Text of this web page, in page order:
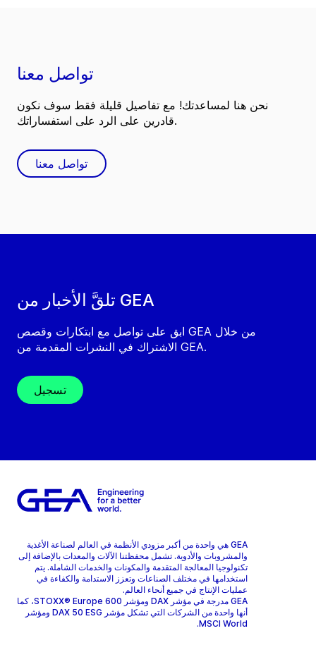
تلقَّ الأخبار من GEA
ابق على تواصل مع ابتكارات وقصص GEA من خلال
الاشتراك في النشرات المقدمة من GEA.
تسجيل
تواصل معنا
نحن هنا لمساعدتك! مع تفاصيل قليلة فقط سوف نكون
قادرين على الرد على استفساراتك.
تواصل معنا
GEA هي واحدة من أكبر مزودي الأنظمة في العالم لصناعة الأغذية
والمشروبات والأدوية. تشمل محفظتنا الآلات والمعدات بالإضافة إلى
تكنولوجيا المعالجة المتقدمة والمكونات والخدمات الشاملة. يتم
استخدامها في مختلف الصناعات وتعزز الاستدامة والكفاءة في
عمليات الإنتاج في جميع أنحاء العالم.
GEA مدرجة في مؤشر DAX ومؤشر STOXX® Europe 600، كما
أنها واحدة من الشركات التي تشكل مؤشر DAX 50 ESG ومؤشر
MSCI World.